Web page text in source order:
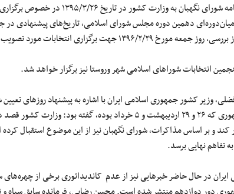
این خبرگزاری همچنین اعلام کرد: «طبق نامه شورای نگهبان به وزارت کشور
دوازدهمین دوره ریاست جمهوری و اولین میان‌دوره‌ای دهمین دوره مجلس شورای
به گزارش ایسنا٬ پیشتر عبدالرضا رحمانی فضلی٬ وزیر کشور جمهوری اسلامی ایران با اشاره به پیشنهاد
نگهبان برای برگزاری انتخابات ریاست جمهوری که ۲۶ و ۲۹ اردیبهشت و ۵ خرداد
تفاهم نهایی برسد.
ایران در حال حاضر خبرهایی نیز از عدم کاندیداتوری برخی از